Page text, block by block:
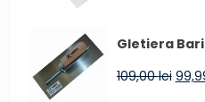
fost:
Gletiera
109,00lei